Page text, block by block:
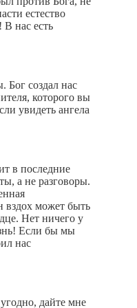
естество
нас есть
Бог создал нас
которого вы
увидеть ангела
в последние
а не разговоры.
вздох может быть
Нет ничего у
Если бы мы
нас
дайте мне